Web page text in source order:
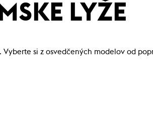
LYŽE
si z osvedčených modelov od